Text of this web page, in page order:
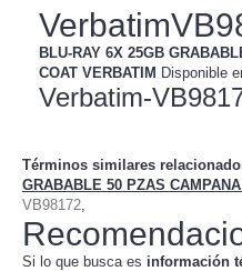
BLU-RAY 6X 25GB
COAT VERBATIM Disponible
Verbatim-
Términos similares
GRABABLE 50 PZAS
VB98172
Si lo que busca es información